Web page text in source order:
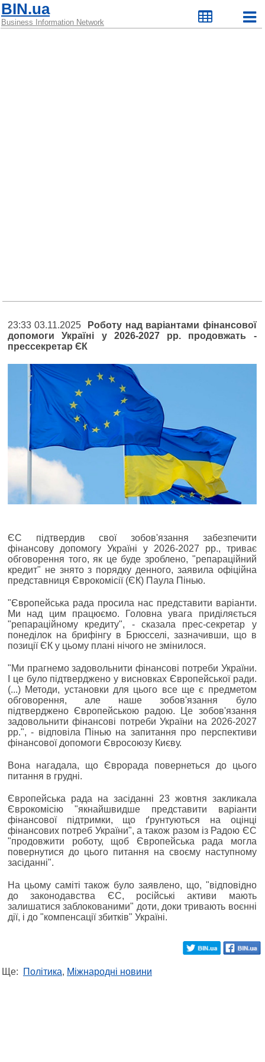
BIN.ua
Business Information Network
23:33 03.11.2025
Роботу над варіантами фінансової
допомоги Україні у 2026-2027 рр. продовжать -
прессекретар ЄК
ЄС підтвердив свої зобов'язання забезпечити
фінансову допомогу Україні у 2026-2027 рр., триває
обговорення того, як це буде зроблено, "репараційний
кредит" не знято з порядку денного, заявила офіційна
представниця Єврокомісії (ЄК) Паула Пінью.
"Європейська рада просила нас представити варіанти.
Ми над цим працюємо. Головна увага приділяється
"репараційному кредиту", - сказала прес-секретар у
понеділок на брифінгу в Брюсселі, зазначивши, що в
позиції ЄК у цьому плані нічого не змінилося.
"Ми прагнемо задовольнити фінансові потреби України.
І це було підтверджено у висновках Європейської ради.
(...) Методи, установки для цього все ще є предметом
обговорення, але наше зобов'язання було
підтверджено Європейською радою. Це зобов'язання
задовольнити фінансові потреби України на 2026-2027
рр.", - відповіла Пінью на запитання про перспективи
фінансової допомоги Євросоюзу Києву.
Вона нагадала, що Єврорада повернеться до цього
питання в грудні.
Європейська рада на засіданні 23 жовтня закликала
Єврокомісію "якнайшвидше представити варіанти
фінансової підтримки, що ґрунтуються на оцінці
фінансових потреб України", а також разом із Радою ЄС
"продовжити роботу, щоб Європейська рада могла
повернутися до цього питання на своєму наступному
засіданні".
На цьому саміті також було заявлено, що, "відповідно
до законодавства ЄС, російські активи мають
залишатися заблокованими" доти, доки тривають воєнні
дії, і до "компенсації збитків" Україні.
Ще: Політика, Міжнародні новини